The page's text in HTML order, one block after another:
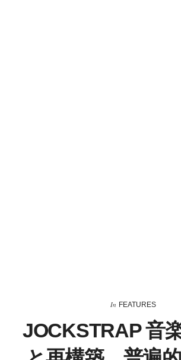
In FEATURES
JOCKSTRAP 音